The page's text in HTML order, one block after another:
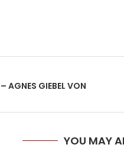
AGNES GIEBEL VON
YOU MAY